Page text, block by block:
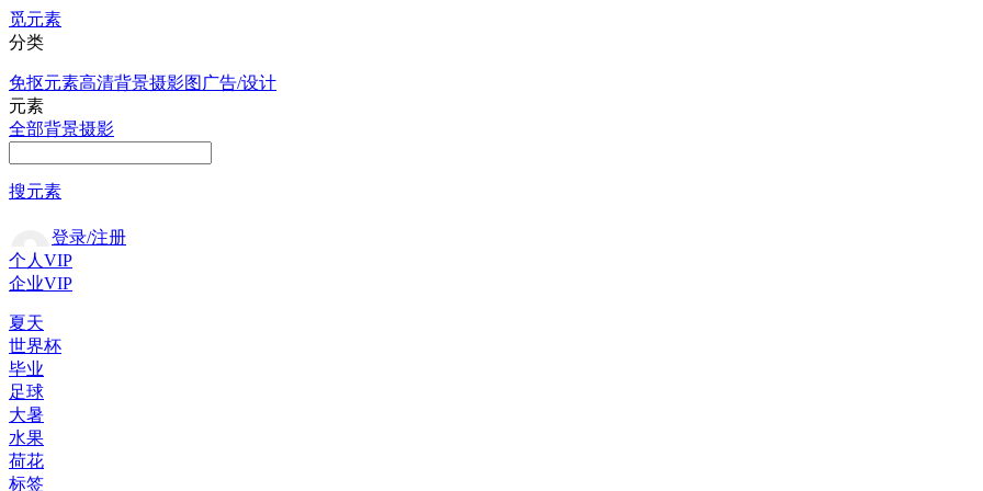
觅元素
分类
免抠元素高清背景摄影图 广告/设计
元素
全部背景摄影
搜元素
登录/注册
个人VIP
企业VIP
夏天
世界杯
毕业
足球
大暑
水果
荷花
标签